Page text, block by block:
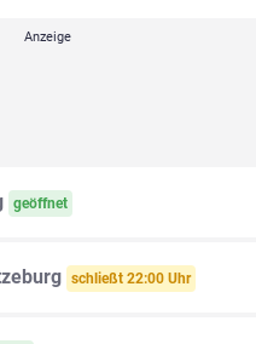
geöffnet
schließt 22:00 Uhr